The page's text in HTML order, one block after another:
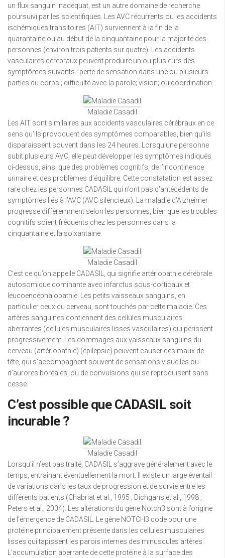
un flux sanguin inadéquat, est un autre domaine de recherche
poursuivi par les scientifiques. Les AVC récurrents ou les accidents
ischémiques transitoires (AIT) surviennent à la fin de la
quarantaine ou au début de la cinquantaine pour la majorité des
personnes (environ trois patients sur quatre). Les accidents
vasculaires cérébraux peuvent produire un ou plusieurs des
symptômes suivants : perte de sensation dans une ou plusieurs
parties du corps ; difficulté avec la parole; vision; ou coordination.
Maladie Casadil
Les AIT sont similaires aux accidents vasculaires cérébraux en ce
sens qu’ils provoquent des symptômes comparables, bien qu’ils
disparaissent souvent dans les 24 heures. Lorsqu’une personne
subit plusieurs AVC, elle peut développer les symptômes indiqués
ci-dessus, ainsi que des problèmes cognitifs, de l’incontinence
urinaire et des problèmes d’équilibre. Cette constatation est assez
rare chez les personnes CADASIL qui n’ont pas d’antécédents de
symptômes liés à l’AVC (AVC silencieux). La maladie d’Alzheimer
progresse différemment selon les personnes, bien que les troubles
cognitifs soient fréquents chez les personnes dans la
cinquantaine et la soixantaine.
Maladie Casadil
C’est ce qu’on appelle CADASIL, qui signifie artériopathie cérébrale
autosomique dominante avec infarctus sous-corticaux et
leucoencéphalopathie. Les petits vaisseaux sanguins, en
particulier ceux du cerveau, sont touchés par cette maladie. Ces
artères sanguines contiennent des cellules musculaires
aberrantes (cellules musculaires lisses vasculaires) qui périssent
progressivement. Les dommages aux vaisseaux sanguins du
cerveau (artériopathie) (épilepsie) peuvent causer des maux de
tête, qui s’accompagnent souvent de sensations visuelles ou
d’aurores boréales, ou de convulsions qui se reproduisent sans
cesse.
C’est possible que CADASIL soit
incurable ?
Maladie Casadil
Lorsqu’il n’est pas traité, CADASIL s’aggrave généralement avec le
temps, entraînant éventuellement la mort. Il existe un large éventail
de variations dans les taux de progression et de survie entre les
différents patients (Chabriat et al., 1995 ; Dichgans et al., 1998 ;
Peters et al., 2004). Les altérations du gène Notch3 sont à l’origine
de l’émergence de CADASIL. Le gène NOTCH3 code pour une
protéine principalement présente dans les cellules musculaires
lisses qui tapissent les parois internes des minuscules artères.
L’accumulation aberrante de cette protéine à la surface des